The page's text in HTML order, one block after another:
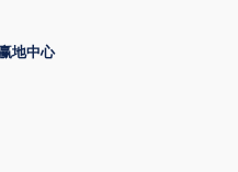
地中心